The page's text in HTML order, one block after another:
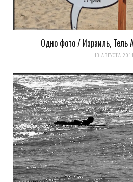
13 АВГУСТА 2011